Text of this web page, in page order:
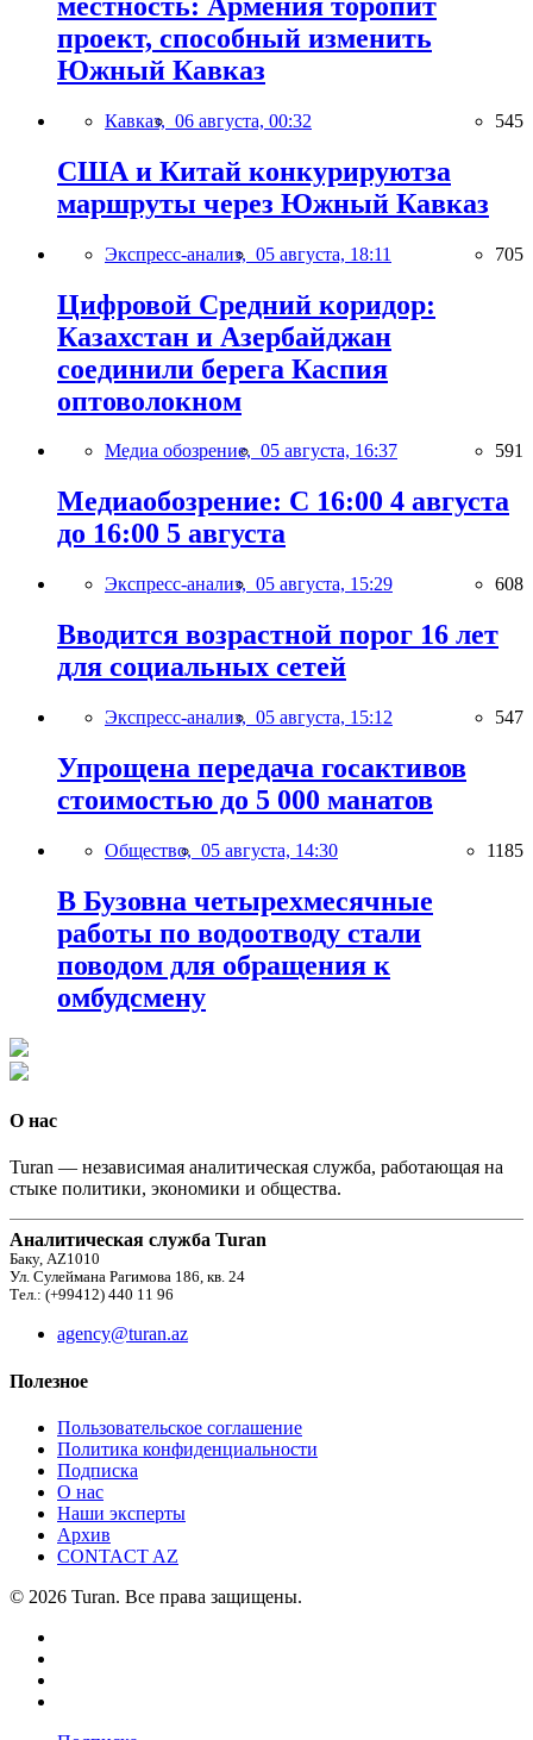
проект, способный изменить
Южный Кавказ
Кавказ, 06 августа, 00:32 545
США и Китай конкурируютза
маршруты через Южный Кавказ
Экспресс-анализ, 05 августа, 18:11 705
Цифровой Средний коридор:
Казахстан и Азербайджан
соединили берега Каспия
оптоволокном
Медиа обозрение, 05 августа, 16:37 591
Медиаобозрение: С 16:00 4 августа
до 16:00 5 августа
Экспресс-анализ, 05 августа, 15:29 608
Вводится возрастной порог 16 лет
для социальных сетей
Экспресс-анализ, 05 августа, 15:12 547
Упрощена передача госактивов
стоимостью до 5 000 манатов
Общество, 05 августа, 14:30 1185
В Бузовна четырехмесячные
работы по водоотводу стали
поводом для обращения к
омбудсмену
О нас
Turan — независимая аналитическая служба, работающая на
стыке политики, экономики и общества.
Аналитическая служба Turan
Баку, AZ1010
Ул. Сулеймана Рагимова 186, кв. 24
Тел.: (+99412) 440 11 96
agency@turan.az
Полезное
Пользовательское соглашение
Политика конфиденциальности
Подписка
О нас
Наши эксперты
Архив
CONTACT AZ
© 2026 Turan. Все права защищены.